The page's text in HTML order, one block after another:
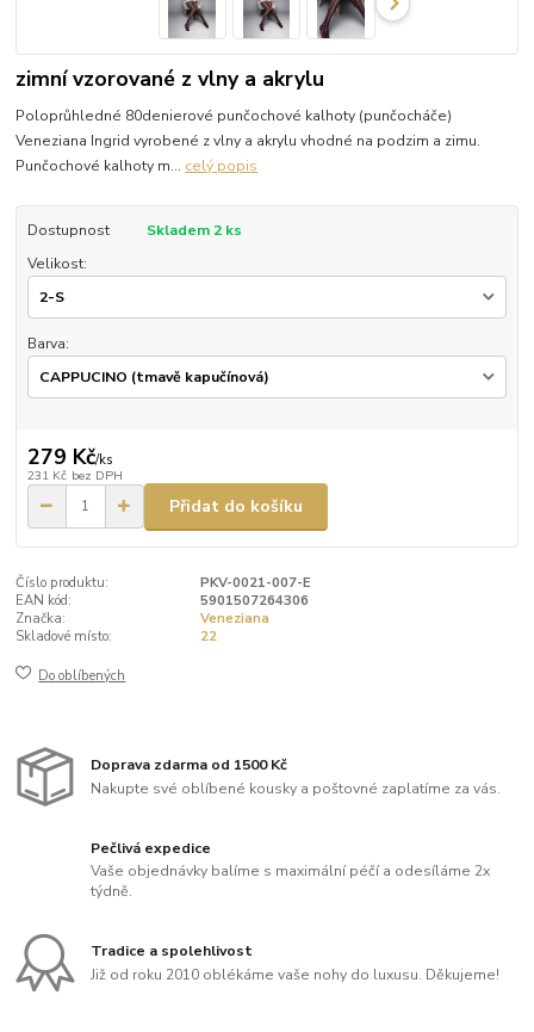
zimní vzorované z vlny a akrylu
Poloprůhledné 80denierové punčochové kalhoty (punčocháče)
Veneziana Ingrid vyrobené z vlny a akrylu vhodné na podzim a zimu.
Punčochové kalhoty m... celý popis
Dostupnost
Skladem 2 ks
Velikost:
Barva:
279 Kč/ks
231 Kč bez DPH
Přidat do košíku
Číslo produktu:
PKV-0021-007-E
EAN kód:
5901507264306
Značka:
Veneziana
Skladové místo:
22
Do oblíbených
Doprava zdarma od 1500 Kč
Nakupte své oblíbené kousky a poštovné zaplatíme za vás.
Pečlivá expedice
Vaše objednávky balíme s maximální péčí a odesíláme 2x
týdně.
Tradice a spolehlivost
Již od roku 2010 oblékáme vaše nohy do luxusu. Děkujeme!